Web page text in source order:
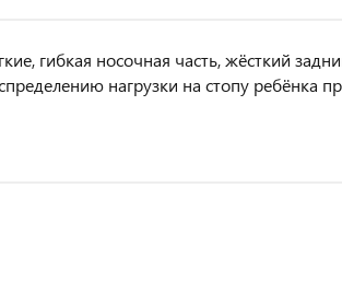
гибкая носочная часть, жёсткий
нагрузки на стопу ребёнка